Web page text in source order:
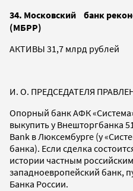
34. Московский банк
(МБРР)
АКТИВЫ 31,7 млрд рублей
И. O. ПРЕДСЕДАТЕЛЯ
Опорный банк АФК
выкупить у Внешторгбанка
Bank в Люксембурге (у
банка). Если сделка
истории частным
западноевропейский банк,
Банка России.